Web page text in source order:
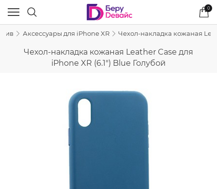
0
Аксессуары для iPhone XR Чехол-накладка кожаная
Чехол-накладка кожаная Leather Case для
iPhone XR (6.1") Blue Голубой